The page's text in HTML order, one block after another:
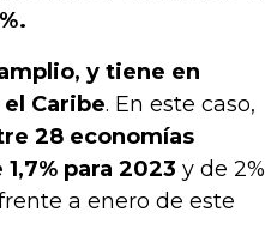
y tiene en
Caribe. En este caso,
28 economías
para 2023 y de 2%
a enero de este